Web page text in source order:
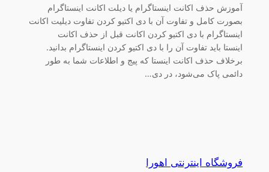
آموزش حذف اکانت اینستاگرام یا دیلت اکانت اینستاگرام
بصورت کامل و تفاوت آن با دی اکتیو کردن تفاوت دیلیت اکانت
اینستاگرام با دی اکتیو کردن اکانت قبل از حذف اکانت
اینستا باید تفاوت آن را با دی اکتیو کردن اینستاگرام بدانید.
برخلاف حذف اکانت اینستا که پیج و اطلاعات شما به طور
دائمی پاک می‌شود، در دی…
فروشگاه اینترنتی اهورا